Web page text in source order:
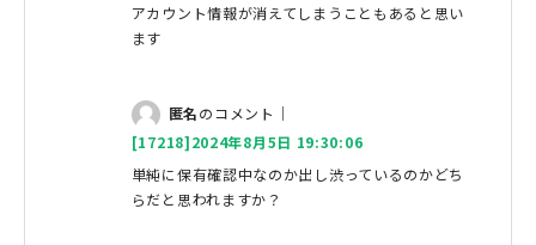
アカウント情報が消えてしまうこともあると思い
ます
匿名のコメント｜
[17218]2024年8月5日 19:30:06
単純に保有確認中なのか出し渋っているのかどち
らだと思われますか？